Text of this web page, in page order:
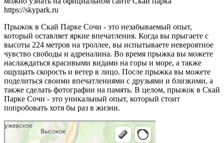
https://skypark.ru
Прыжок в Скай Парке Сочи - это незабываемый опыт,
который оставляет яркие впечатления. Когда вы прыгаете с
высоты 224 метров на троллее, вы испытываете невероятное
чувство свободы и адреналина. Во время прыжка вы можете
наслаждаться красивыми видами на горы и море, а также
ощущать скорость и ветер в лицо. После прыжка вы можете
поделиться своими впечатлениями с друзьями и близкими, а
также сделать фотографии на память. В целом, прыжок в Скай
Парке Сочи - это уникальный опыт, который стоит
попробовать хотя бы раз в жизни.
Сочи
Яндекс Карты — транспорт, навигация, поиск мест